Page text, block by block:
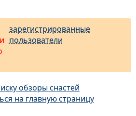
зарегистрированные
пользователи
обзоры снастей
на главную страницу